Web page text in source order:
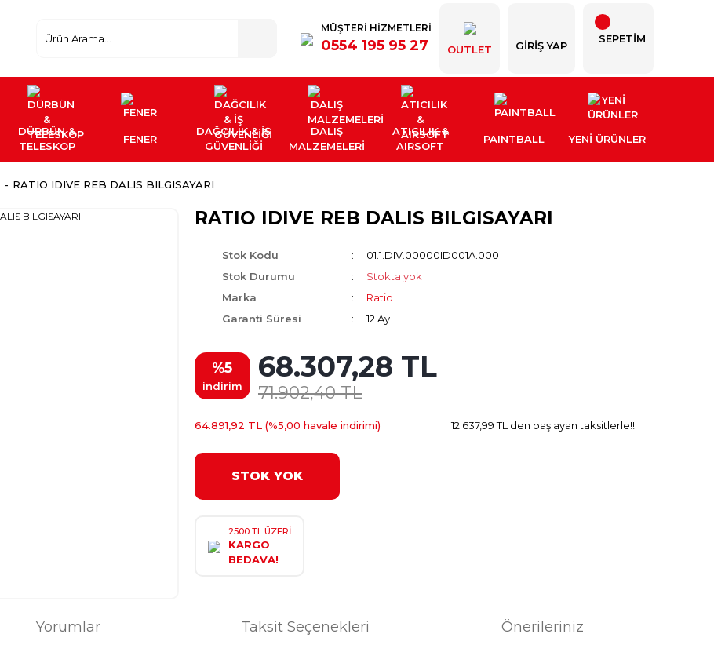
MÜŞTERİ HİZMETLERİ
0554 195 95 27 OUTLET GIRIŞ YAP
SEPETİM
DÜRBÜN &
TELESKOP
FENER
DAĞCILIK & İŞ
GÜVENLİĞİ
DALIŞ
MALZEMELERİ
ATICILIK &
AIRSOFT
PAINTBALL YENI ÜRÜNLER
RATIO IDIVE REB DALIS BILGISAYARI
RATIO IDIVE REB DALIS BILGISAYARI
Stok Kodu
01.1.DIV.00000ID001A.000
Stok Durumu
Stokta yok
Marka
Ratio
Garanti Süresi
12 Ay
%5
indirim
68.307,28 TL
71.902,40 TL
64.891,92 TL (%5,00 havale indirimi) 12.637,99 TL den başlayan taksitlerle!!
STOK YOK
2500 TL ÜZERİ
KARGO
BEDAVA!
Yorumlar Taksit Seçenekleri Önerileriniz